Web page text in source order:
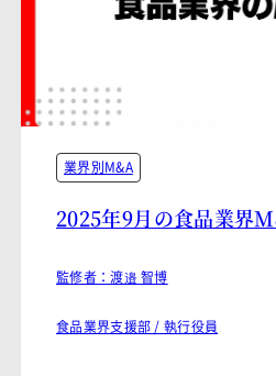
業界別M&A
2025年9月の食品業界
監修者：渡邉 智博
食品業界支援部 / 執行役員